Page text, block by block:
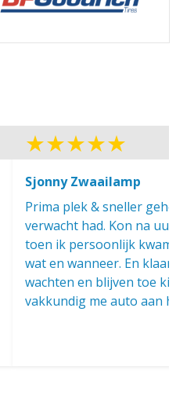
Sjonny Zwaailamp
Prima plek & sneller
verwacht had. Kon na
toen ik persoonlijk kwam
wat en wanneer. En klaar
wachten en blijven toe
vakkundig me auto aan het